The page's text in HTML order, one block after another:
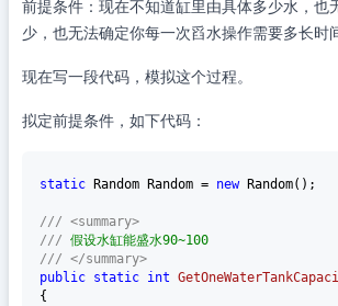
前提条件：现在不知道缸里由具体多少水，也
少，也无法确定你每一次舀水操作需要多长时
现在写一段代码，模拟这个过程。
拟定前提条件，如下代码：
static Random Random = new Random();
/// <summary>
/// 假设水缸能盛水90~100
/// </summary>
public static int
{